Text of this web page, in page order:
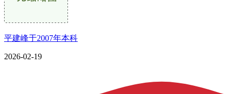
平建峰于2007年本科
2026-02-19